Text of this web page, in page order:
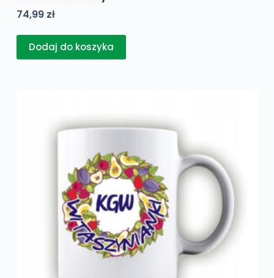
74,99 zł
Dodaj do koszyka